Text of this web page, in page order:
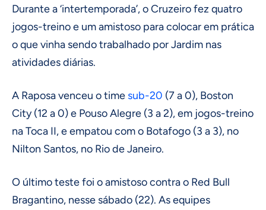
Durante a ‘intertemporada’, o Cruzeiro fez quatro
jogos-treino e um amistoso para colocar em prática
o que vinha sendo trabalhado por Jardim nas
atividades diárias.
A Raposa venceu o time sub-20 (7 a 0), Boston
City (12 a 0) e Pouso Alegre (3 a 2), em jogos-treino
na Toca II, e empatou com o Botafogo (3 a 3), no
Nilton Santos, no Rio de Janeiro.
O último teste foi o amistoso contra o Red Bull
Bragantino, nesse sábado (22). As equipes